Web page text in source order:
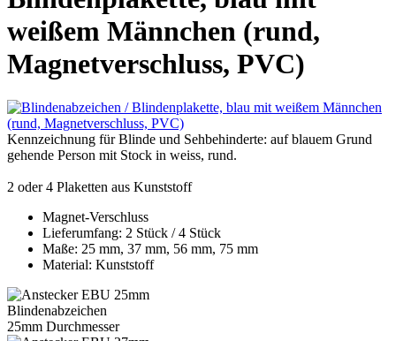
weißem Männchen (rund,
Magnetverschluss, PVC)
Kennzeichnung für Blinde und Sehbehinderte: auf blauem Grund
gehende Person mit Stock in weiss, rund.
2 oder 4 Plaketten aus Kunststoff
Magnet-Verschluss
Lieferumfang: 2 Stück / 4 Stück
Maße: 25 mm, 37 mm, 56 mm, 75 mm
Material: Kunststoff
Blindenabzeichen
25mm Durchmesser